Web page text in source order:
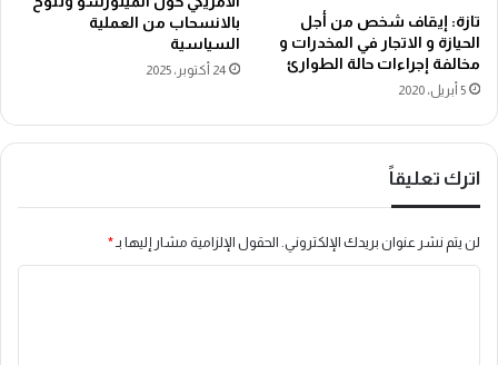
تازة: إيقاف شخص من أجل
الحيازة و الاتجار في المخدرات و
مخالفة إجراءات حالة الطوارئ
5 أبريل، 2020
بالانسحاب من العملية
السياسية
24 أكتوبر، 2025
اترك تعليقاً
لن يتم نشر عنوان بريدك الإلكتروني. الحقول الإلزامية مشار إليها بـ*